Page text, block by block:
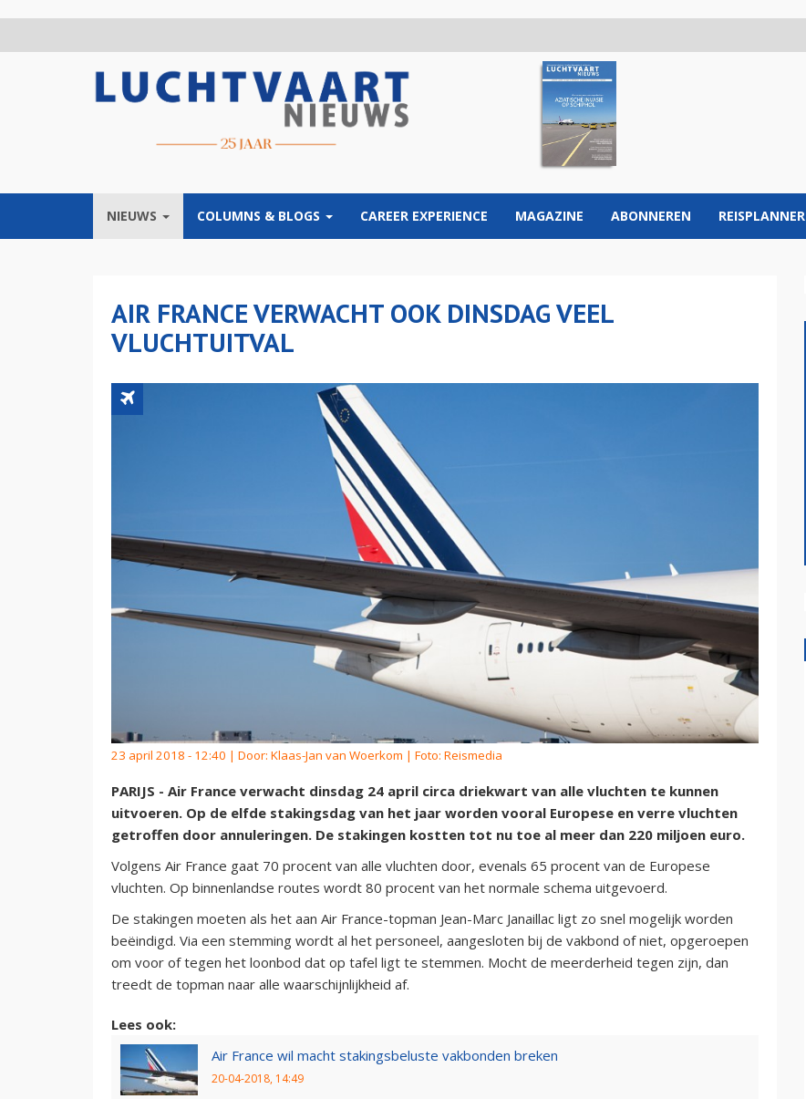
NIEUWS COLUMNS & BLOGS CAREER EXPERIENCE MAGAZINE ABONNEREN REISPLANNER
AIR FRANCE VERWACHT OOK DINSDAG VEEL
VLUCHTUITVAL
23 april 2018 - 12:40 | Door: Klaas-Jan van Woerkom | Foto: Reismedia
PARIJS - Air France verwacht dinsdag 24 april circa driekwart van alle vluchten te kunnen
uitvoeren. Op de elfde stakingsdag van het jaar worden vooral Europese en verre vluchten
getroffen door annuleringen. De stakingen kostten tot nu toe al meer dan 220 miljoen euro.
Volgens Air France gaat 70 procent van alle vluchten door, evenals 65 procent van de Europese
vluchten. Op binnenlandse routes wordt 80 procent van het normale schema uitgevoerd.
De stakingen moeten als het aan Air France-topman Jean-Marc Janaillac ligt zo snel mogelijk worden
beëindigd. Via een stemming wordt al het personeel, aangesloten bij de vakbond of niet, opgeroepen
om voor of tegen het loonbod dat op tafel ligt te stemmen. Mocht de meerderheid tegen zijn, dan
treedt de topman naar alle waarschijnlijkheid af.
Lees ook:
Air France wil macht stakingsbeluste vakbonden breken
20-04-2018, 14:49